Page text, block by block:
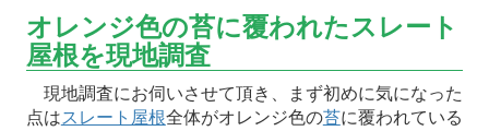
オレンジ色の苔に覆われたスレート
屋根を現地調査
現地調査にお伺いさせて頂き、まず初めに気になった
点はスレート屋根全体がオレンジ色の苔に覆われている